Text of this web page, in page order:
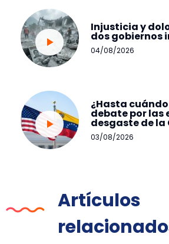
Injusticia y
dos gobiernos
04/08/2026
¿Hasta cuándo
debate por las
desgaste de la
03/08/2026
Artículos